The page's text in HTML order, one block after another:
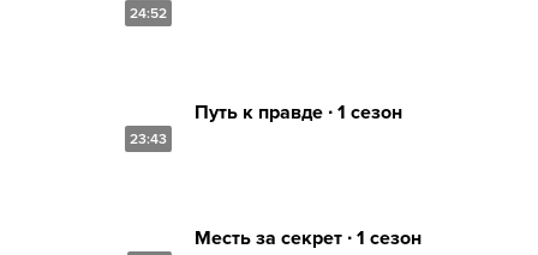
24:52
23:43
Путь к правде ∙ 1 сезон
Месть за секрет ∙ 1 сезон